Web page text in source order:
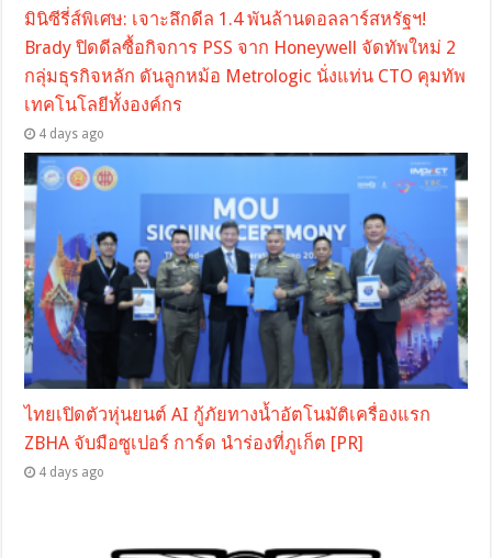
มินิซีรี่ส์พิเศษ: เจาะลึกดีล 1.4 พันล้านดอลลาร์สหรัฐฯ!
Brady ปิดดีลซื้อกิจการ PSS จาก Honeywell จัดทัพใหม่ 2
กลุ่มธุรกิจหลัก ดันลูกหม้อ Metrologic นั่งแท่น CTO คุมทัพ
เทคโนโลยีทั้งองค์กร
4 days ago
ไทยเปิดตัวหุ่นยนต์ AI กู้ภัยทางน้ำอัตโนมัติเครื่องแรก
ZBHA จับมือซูเปอร์ การ์ด นำร่องที่ภูเก็ต [PR]
4 days ago